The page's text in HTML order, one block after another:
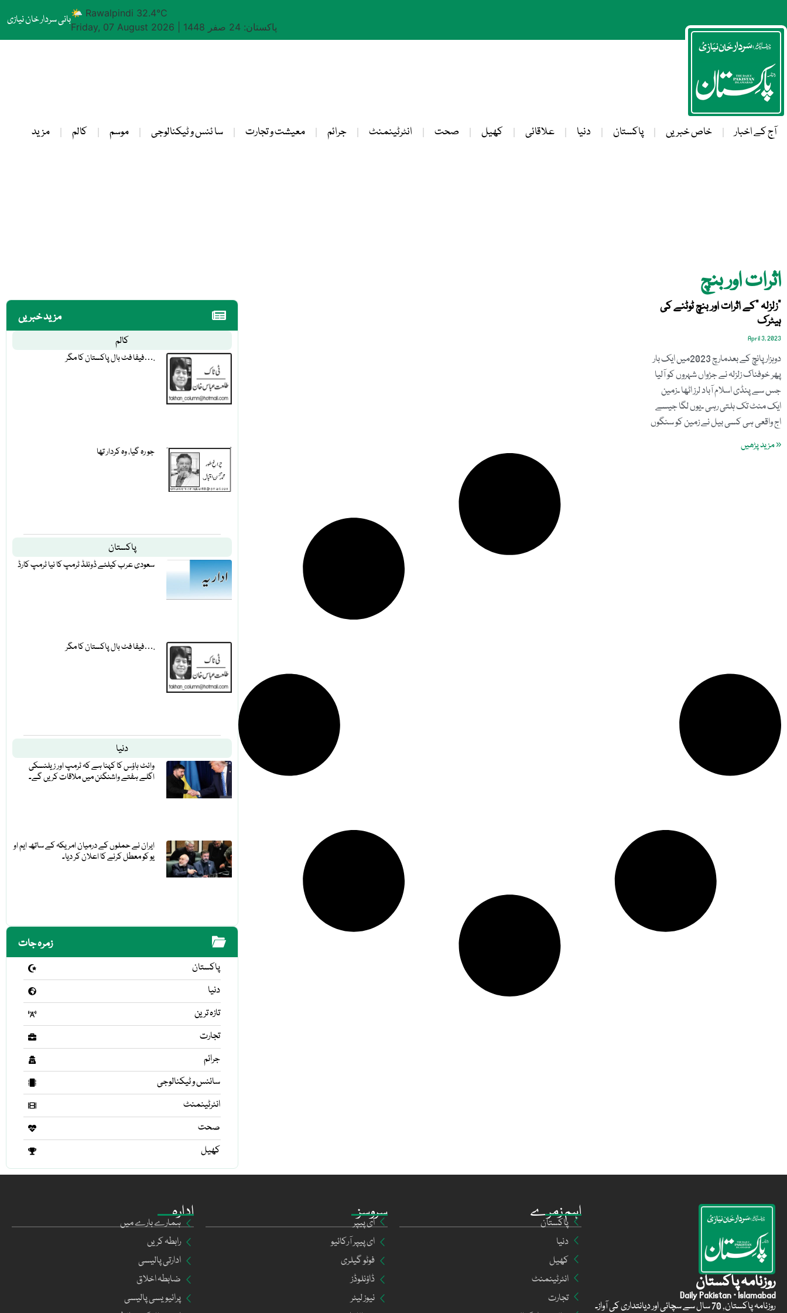
بانی سردار خان نیازی🌤 Rawalpindi 32.4°C
Friday, 07 August 2026
پاکستان: 24 صفر 1448
آج کے اخبار خاص خبریں پاکستان دنیا علاقائی کھیل صحت انٹرٹینمنٹ جرائم معیشت و تجارت سا ئنس و ٹیکنالوجی موسم کالم مزید
اثرات اور بنچ
مزید خبریں
کالم
فیفا فٹ بال پاکستان کا مگر….
جو رہ گیا، وہ کردار تھا
پاکستان
سعودی عرب کیلئے ڈونلڈ ٹرمپ کا نیا ٹرمپ کارڈ
فیفا فٹ بال پاکستان کا مگر….
دنیا
وائٹ ہاؤس کا کہنا ہے کہ ٹرمپ اور زیلنسکی
اگلے ہفتے واشنگٹن میں ملاقات کریں گے۔
ایران نے حملوں کے درمیان امریکہ کے ساتھ ایم او
یو کو معطل کرنے کا اعلان کر دیا۔
زمرہ جات
پاکستان
دنیا
تازہ ترین
تجارت
جرائم
سائنس و ٹیکنالوجی
انٹرٹینمنٹ
صحت
کھیل
”زلزلہ ”کے اثرات اور بنچ ٹوٹنے کی
ہیٹرک
April 3, 2023
دوہزار پانچ کے بعدمارچ 2023میں ایک بار
پھر خوفناک زلزلہ نے جڑواں شہروں کو آلیا
جس سے پنڈی اسلام آباد لرز اٹھا ۔زمین
ایک منٹ تک ہلتی رہی ۔یوں لگا جیسے
اج واقعی ہی کسی بیل نے زمین کو سنگوں
« مزید پڑھیں
ادارہ
ہمارے بارے میں
رابطہ کریں
ادارتی پالیسی
ضابطہ اخلاق
پرائیویسی پالیسی
سروسز
ای پیپر
ای پیپر آرکائیو
فوٹو گیلری
ڈاؤنلوڈز
نیوز لیٹر
اہم زمرے
پاکستان
دنیا
کھیل
انٹرٹینمنٹ
تجارت
روزنامہ پاکستان
Daily Pakistan · Islamabad
روزنامہ پاکستان, 70 سال سے سچائی اور دیانتداری کی آواز۔